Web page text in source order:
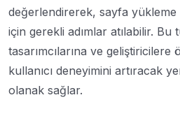
değerlendirerek, sayfa
için gerekli adımlar atılabilir.
tasarımcılarına ve
kullanıcı deneyimini artıracak
olanak sağlar.